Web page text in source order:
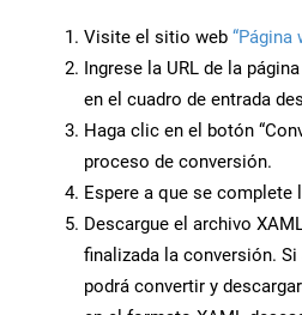
Visite el sitio web “Página
Ingrese la URL de la
en el cuadro de entrada
Haga clic en el botón
proceso de conversión.
Espere a que se complete
Descargue el archivo
finalizada la conversión.
podrá convertir y